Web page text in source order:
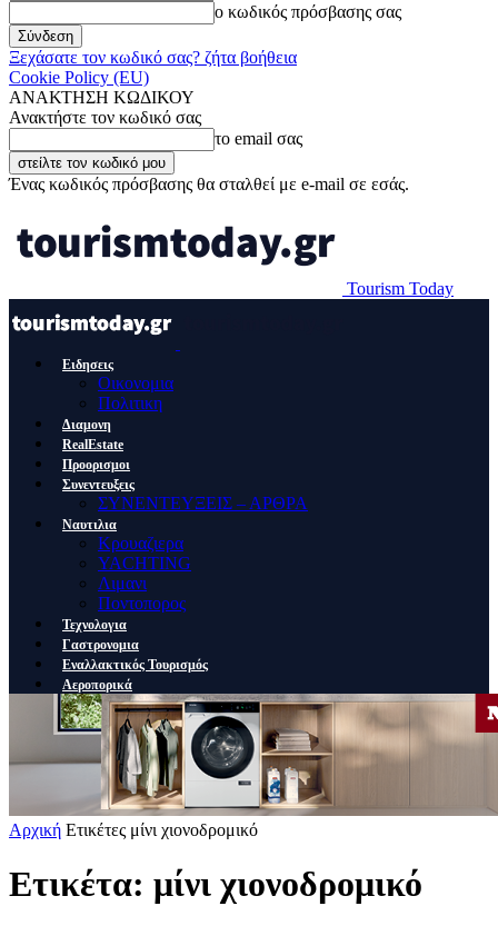
ο κωδικός πρόσβασης σας
Ξεχάσατε τον κωδικό σας? ζήτα βοήθεια
Cookie Policy (EU)
ΑΝΑΚΤΗΣΗ ΚΩΔΙΚΟΥ
Ανακτήστε τον κωδικό σας
το email σας
Ένας κωδικός πρόσβασης θα σταλθεί με e-mail σε εσάς.
Tourism Today
Ειδησεις
Οικονομια
Πολιτικη
Διαμονη
RealEstate
Προορισμοι
Συνεντευξεις
ΣΥΝΕΝΤΕΥΞΕΙΣ – ΑΡΘΡΑ
Ναυτιλια
Κρουαζιερα
YACHTING
Λιμανι
Ποντοπορος
Τεχνολογια
Γαστρονομια
Εναλλακτικός Τουρισμός
Αεροπορικά
Αρχική Ετικέτες μίνι χιονοδρομικό
Ετικέτα: μίνι χιονοδρομικό